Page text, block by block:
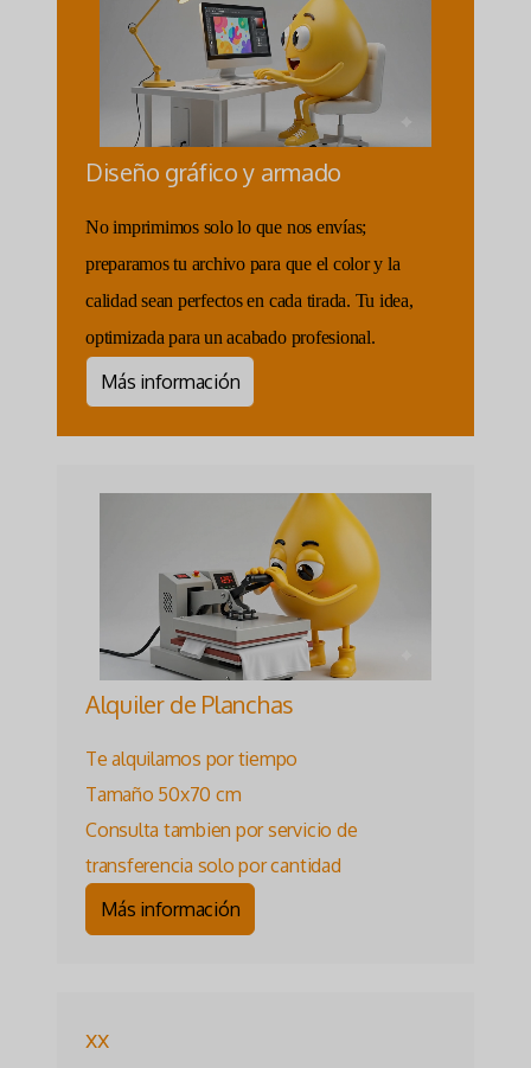
Diseño gráfico y armado
No imprimimos solo lo que nos envías;
preparamos tu archivo para que el color y la
calidad sean perfectos en cada tirada. Tu idea,
optimizada para un acabado profesional.
Más información
Alquiler de Planchas
Te alquilamos por tiempo
Tamaño 50x70 cm
Consulta tambien por servicio de
transferencia solo por cantidad
Más información
xx